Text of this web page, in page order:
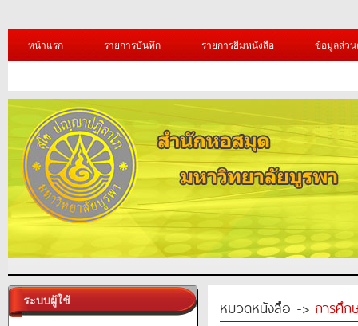
หน้าแรก รายการบันทึก รายการยืมหนังสือ ข้อมูลส่ว
ระบบผู้ใช้ หมวดหนังสือ -> การศึก